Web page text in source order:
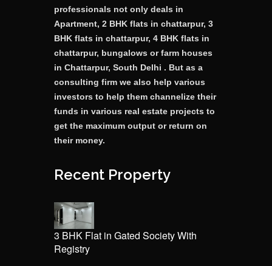
professionals not only deals in
Apartment, 2 BHK flats in chattarpur, 3
BHK flats in chattarpur, 4 BHK flats in
chattarpur, bungalows or farm houses
in Chattarpur, South Delhi . But as a
consulting firm we also help various
investors to help them channelize their
funds in various real estate projects to
get the maximum output or return on
their money.
Recent Property
3 BHK Flat in Gated Society With
Registry